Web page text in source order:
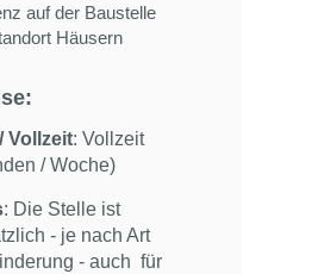
auf der Baustelle
Häusern
Vollzeit: Vollzeit
/ Woche)
: Die Stelle ist
- je nach Art
- auch für